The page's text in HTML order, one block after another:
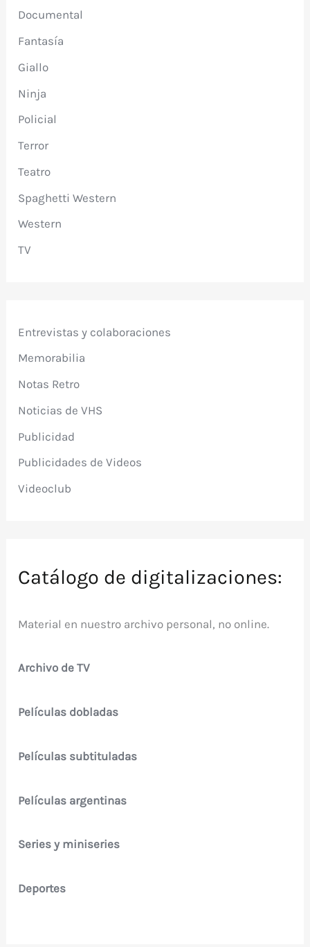
Documental
Fantasía
Giallo
Ninja
Policial
Terror
Teatro
Spaghetti Western
Western
TV
Entrevistas y colaboraciones
Memorabilia
Notas Retro
Noticias de VHS
Publicidad
Publicidades de Videos
Videoclub
Catálogo de digitalizaciones:
Material en nuestro archivo personal, no online.
Archivo de TV
Películas dobladas
Películas subtituladas
Películas argentinas
Series y miniseries
Deportes